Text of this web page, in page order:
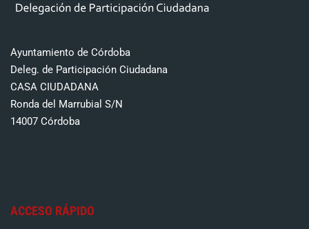
Ayuntamiento de Córdoba
Deleg. de Participación Ciudadana
CASA CIUDADANA
Ronda del Marrubial S/N
14007 Córdoba
ACCESO RÁPIDO